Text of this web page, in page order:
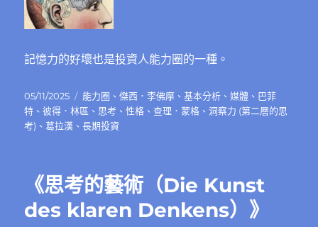
記憶力的好壞也是投資人能力圈的一種。
發
佈
日
05/11/2025
分
類
能力圈 、傑西．李佛摩 、基本分析 、媒體 、 巴菲
特 、彼得．林區 、 思考 、性格 、查理．蒙格 、洞察力 (第二層的思
考) 、 葛拉漢 、長期投資
《思考的藝術（Die Kunst
des klaren Denkens）》